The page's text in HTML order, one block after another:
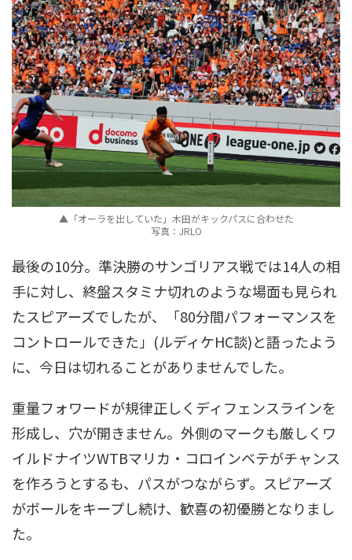
▲「オーラを出していた」木田がキックパスに合わせた
写真：JRLO
最後の10分。準決勝のサンゴリアス戦では14人の相
手に対し、終盤スタミナ切れのような場面も見られ
たスピアーズでしたが、「80分間パフォーマンスを
コントロールできた」(ルディケHC談)と語ったよう
に、今日は切れることがありませんでした。
重量フォワードが規律正しくディフェンスラインを
形成し、穴が開きません。外側のマークも厳しくワ
イルドナイツWTBマリカ・コロインベテがチャンス
を作ろうとするも、パスがつながらず。スピアーズ
がボールをキープし続け、歓喜の初優勝となりまし
た。